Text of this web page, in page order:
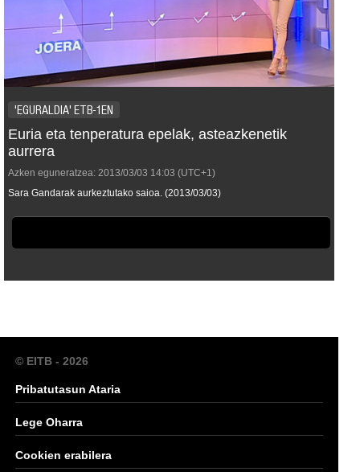
'EGURALDIA' ETB-1EN
Euria eta tenperatura epelak, asteazkenetik
aurrera
Azken eguneratzea: 2013/03/03 14:03 (UTC+1)
Sara Gandarak aurkeztutako saioa. (2013/03/03)
© EITB - 2026
Pribatutasun Ataria
Lege Oharra
Cookien erabilera